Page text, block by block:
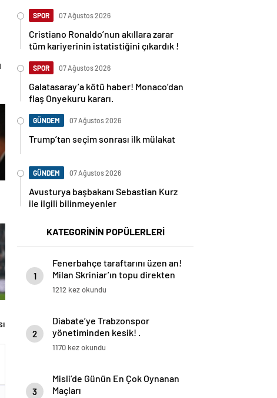
SPOR 07 Ağustos 2026
Cristiano Ronaldo’nun akıllara zarar
tüm kariyerinin istatistiğini çıkardık !
SPOR 07 Ağustos 2026
Galatasaray’a kötü haber! Monaco’dan
flaş Onyekuru kararı.
GÜNDEM 07 Ağustos 2026
Trump’tan seçim sonrası ilk mülakat
GÜNDEM 07 Ağustos 2026
Avusturya başbakanı Sebastian Kurz
ile ilgili bilinmeyenler
KATEGORİNİN POPÜLERLERİ
1
Fenerbahçe taraftarını üzen an!
Milan Skriniar’ın topu direkten
döndü
1212 kez okundu
2
Diabate’ye Trabzonspor
yönetiminden kesik! .
1170 kez okundu
3
Misli’de Günün En Çok Oynanan
Maçları